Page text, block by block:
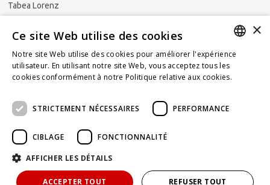
Tabea Lorenz
S'abonner à la newsletter
Propulsé par KOMUNIQUE
hello@taxlawblog.ch
GERMAN
FRENCH
×
Ce site Web utilise des cookies
Notre site Web utilise des cookies pour améliorer l'expérience
utilisateur. En utilisant notre site Web, vous acceptez tous les
cookies conformément à notre Politique relative aux cookies.
STRICTEMENT NÉCESSAIRES
PERFORMANCE
CIBLAGE FONCTIONNALITÉ
AFFICHER LES DÉTAILS
ACCEPTER TOUT REFUSER TOUT